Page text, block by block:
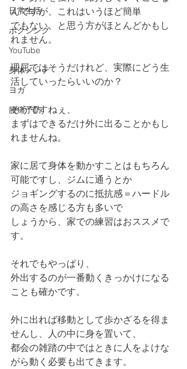
日常生活
ボクシング
YouTube
身体メンテ
ヨガ
腰痛予防
んですが、これはいうほど簡単
でもない、と思う方がほとんどかもし
れません。
理屈ではそうだけれど、実際にどう生
活していったらいいのか？
そうですねぇ、
まずはできるだけ外に出ることかもし
れませんね。
家に居て身体を動かすことはもちろん
可能ですし、ジムに通うとか
ジョギングするのに抵抗感＝ハードル
の高さを感じる方も多いで
しょうから、家での練習はおススメで
す。
それでもやっぱり、
外出するのが一番動くきっかけになる
ことも確かです。
外に出れば移動として歩かざるを得ま
せんし、人の中に身を置いて、
都会の雑踏の中ではときに人をよけな
がら動く必要も出てきます。